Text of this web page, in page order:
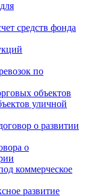
средств фонда
по
объектов
уличной
о развитии
о
коммерческое
развитие